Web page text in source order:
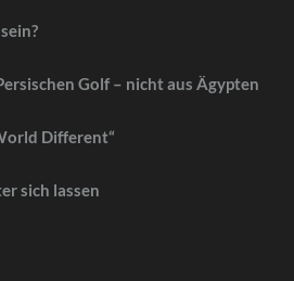
Golf – nicht aus Ägypten
Different“
sich lassen